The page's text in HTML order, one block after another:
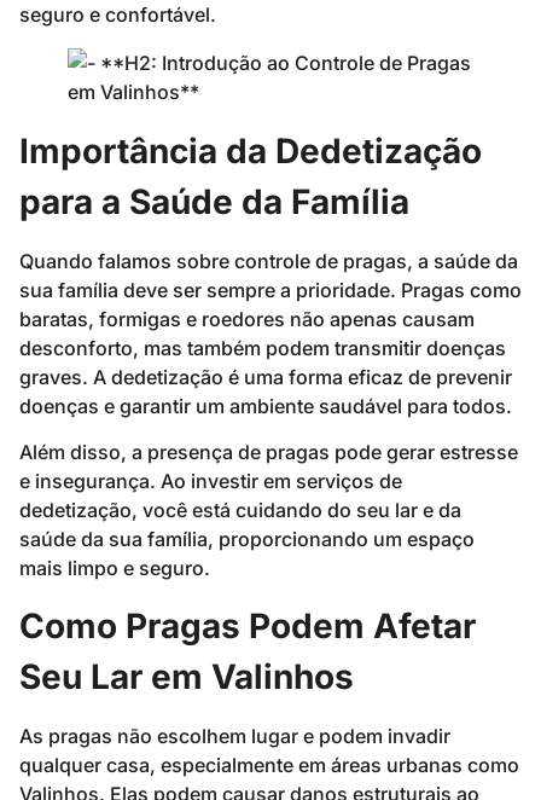
seguro e confortável.
Importância da Dedetização
para a Saúde da Família
Quando falamos sobre controle de pragas, a saúde da
sua família deve ser sempre a prioridade. Pragas como
baratas, formigas e roedores não apenas causam
desconforto, mas também podem transmitir doenças
graves. A dedetização é uma forma eficaz de prevenir
doenças e garantir um ambiente saudável para todos.
Além disso, a presença de pragas pode gerar estresse
e insegurança. Ao investir em serviços de
dedetização, você está cuidando do seu lar e da
saúde da sua família, proporcionando um espaço
mais limpo e seguro.
Como Pragas Podem Afetar
Seu Lar em Valinhos
As pragas não escolhem lugar e podem invadir
qualquer casa, especialmente em áreas urbanas como
Valinhos. Elas podem causar danos estruturais ao